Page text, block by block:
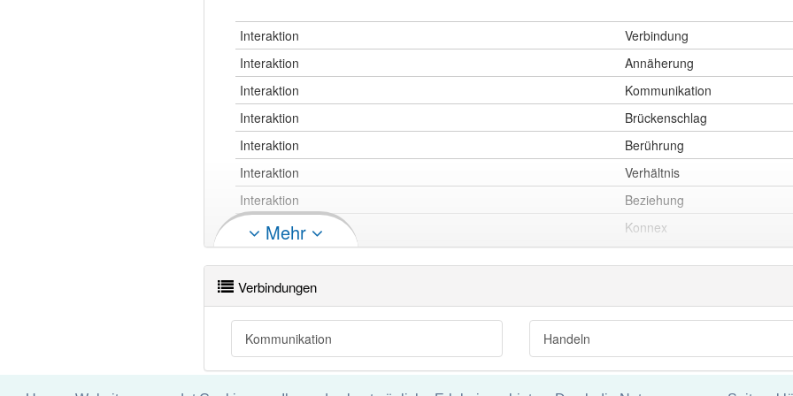
Interaktion
Verbindung
Interaktion
Annäherung
Interaktion
Kommunikation
Interaktion
Brückenschlag
Interaktion
Berührung
Interaktion
Verhältnis
Interaktion
Beziehung
Interaktion
Konnex
Interaktion
Interaktion
Wechselwirkung
Interaktion
Mehr
Verbindungen
Kommunikation Handeln